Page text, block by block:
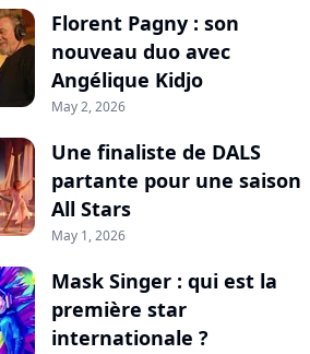
Florent Pagny : son
nouveau duo avec
Angélique Kidjo
May 2, 2026
Une finaliste de DALS
partante pour une saison
All Stars
May 1, 2026
Mask Singer : qui est la
première star
internationale ?